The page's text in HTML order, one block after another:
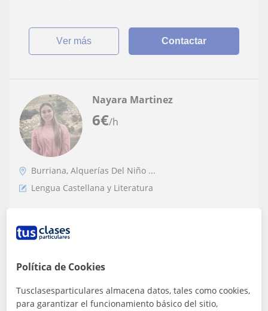
ver más Contactar
6€/h
Nayara Martinez
Burriana, Alquerías Del Niño ...
Lengua Castellana y Literatura
ver más
Política de Cookies
Tusclasesparticulares almacena datos, tales como cookies,
para garantizar el funcionamiento básico del sitio,